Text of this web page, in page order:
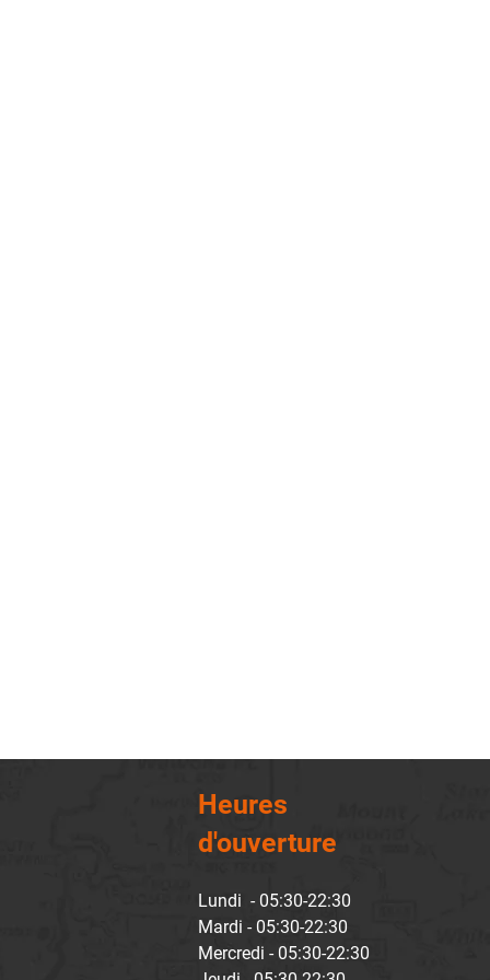
Heures
d'ouverture
Lundi - 05:30-22:30
Mardi - 05:30-22:30
Mercredi - 05:30-22:30